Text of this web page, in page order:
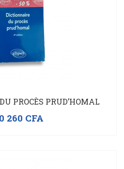
PROCÈS PRUD’HOMAL
260 CFA